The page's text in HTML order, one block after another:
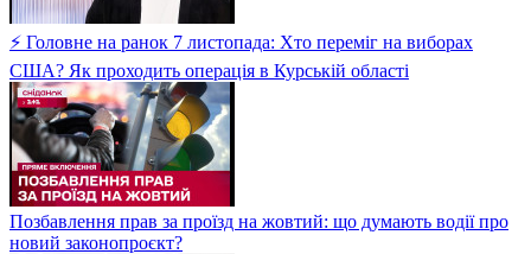
⚡ Головне на ранок 7 листопада: Хто переміг на виборах
США? Як проходить операція в Курській області
Позбавлення прав за проїзд на жовтий: що думають водії про
новий законопроєкт?